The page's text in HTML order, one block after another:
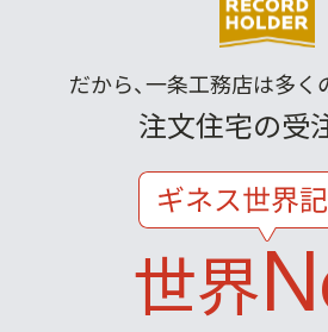
だから、一条工務店は多く
注文住宅の受
世界